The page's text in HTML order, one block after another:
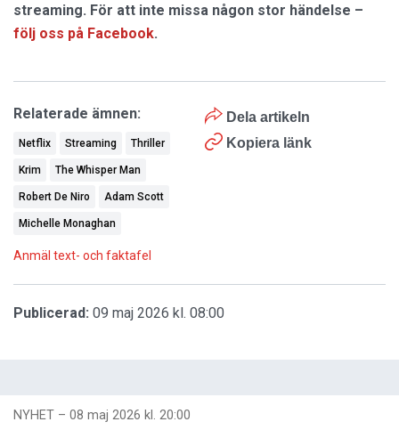
streaming. För att inte missa någon stor händelse –
följ oss på Facebook.
Dela artikeln
Kopiera länk
Relaterade ämnen:
Netflix Streaming Thriller
Krim The Whisper Man
Robert De Niro Adam Scott
Michelle Monaghan
Anmäl text- och faktafel
Publicerad: 09 maj 2026 kl. 08:00
NYHET – 08 maj 2026 kl. 20:00